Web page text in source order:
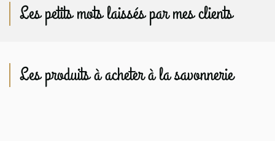
Les petits mots laissés par mes clients
Les produits à acheter à la savonnerie